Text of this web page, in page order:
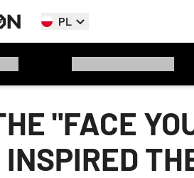
PL
"FACE